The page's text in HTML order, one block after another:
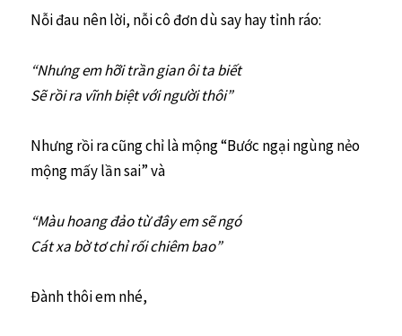
Nỗi đau nên lời, nỗi cô đơn dù say hay tỉnh ráo:
“Nhưng em hỡi trần gian ôi ta biết
Sẽ rồi ra vĩnh biệt với người thôi”
Nhưng rồi ra cũng chỉ là mộng “Bước ngại ngùng nẻo
mộng mấy lần sai” và
“Màu hoang đảo từ đây em sẽ ngó
Cát xa bờ tơ chỉ rối chiêm bao”
Đành thôi em nhé,